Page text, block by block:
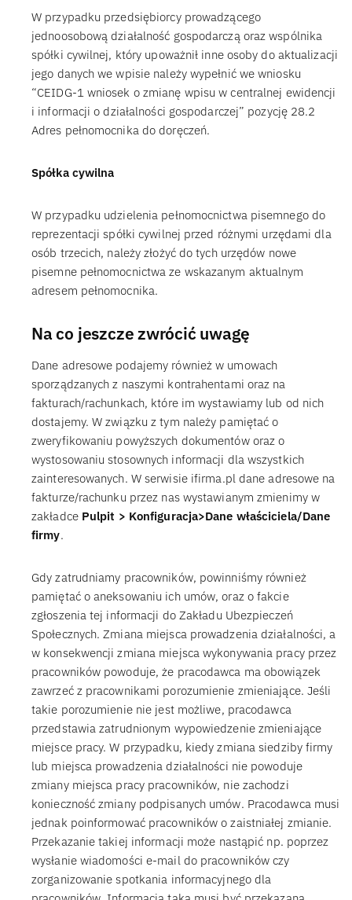
W przypadku przedsiębiorcy prowadzącego
jednoosobową działalność gospodarczą oraz wspólnika
spółki cywilnej, który upoważnił inne osoby do aktualizacji
jego danych we wpisie należy wypełnić we wniosku
“CEIDG-1 wniosek o zmianę wpisu w centralnej ewidencji
i informacji o działalności gospodarczej” pozycję 28.2
Adres pełnomocnika do doręczeń.
Spółka cywilna
W przypadku udzielenia pełnomocnictwa pisemnego do
reprezentacji spółki cywilnej przed różnymi urzędami dla
osób trzecich, należy złożyć do tych urzędów nowe
pisemne pełnomocnictwa ze wskazanym aktualnym
adresem pełnomocnika.
Na co jeszcze zwrócić uwagę
Dane adresowe podajemy również w umowach
sporządzanych z naszymi kontrahentami oraz na
fakturach/rachunkach, które im wystawiamy lub od nich
dostajemy. W związku z tym należy pamiętać o
zweryfikowaniu powyższych dokumentów oraz o
wystosowaniu stosownych informacji dla wszystkich
zainteresowanych. W serwisie ifirma.pl dane adresowe na
fakturze/rachunku przez nas wystawianym zmienimy w
zakładce Pulpit > Konfiguracja>Dane właściciela/Dane
firmy.
Gdy zatrudniamy pracowników, powinniśmy również
pamiętać o aneksowaniu ich umów, oraz o fakcie
zgłoszenia tej informacji do Zakładu Ubezpieczeń
Społecznych. Zmiana miejsca prowadzenia działalności, a
w konsekwencji zmiana miejsca wykonywania pracy przez
pracowników powoduje, że pracodawca ma obowiązek
zawrzeć z pracownikami porozumienie zmieniające. Jeśli
takie porozumienie nie jest możliwe, pracodawca
przedstawia zatrudnionym wypowiedzenie zmieniające
miejsce pracy. W przypadku, kiedy zmiana siedziby firmy
lub miejsca prowadzenia działalności nie powoduje
zmiany miejsca pracy pracowników, nie zachodzi
konieczność zmiany podpisanych umów. Pracodawca musi
jednak poinformować pracowników o zaistniałej zmianie.
Przekazanie takiej informacji może nastąpić np. poprzez
wysłanie wiadomości e-mail do pracowników czy
zorganizowanie spotkania informacyjnego dla